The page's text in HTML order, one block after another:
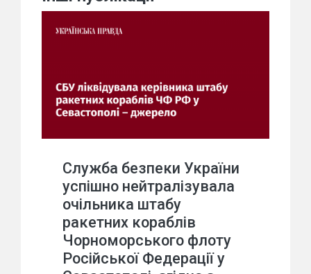
Служба безпеки України
успішно нейтралізувала
очільника штабу
ракетних кораблів
Чорноморського флоту
Російської Федерації у